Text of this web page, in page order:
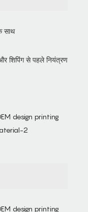
साथ
शिपिंग से पहले नियंत्रण